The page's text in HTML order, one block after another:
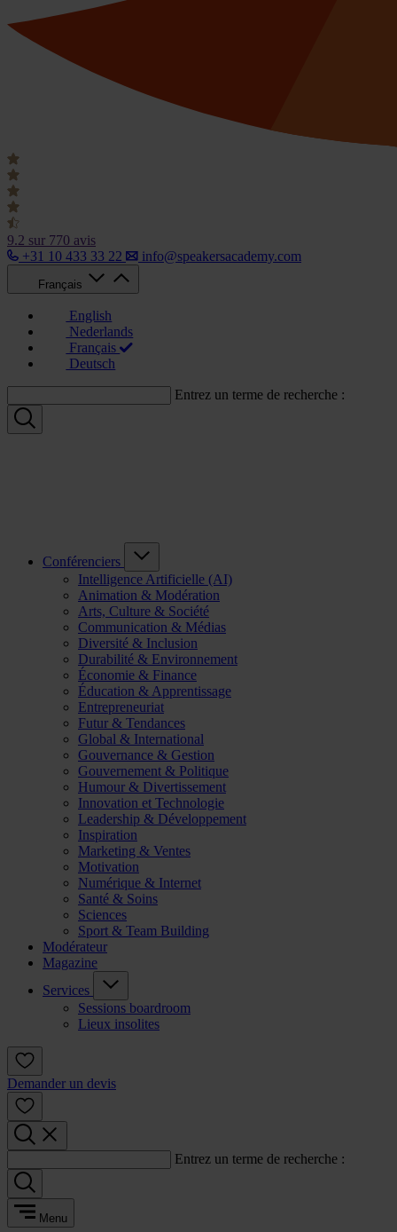
9.2 sur 770 avis
+31 10 433 33 22
info@speakersacademy.com
Français
English
Nederlands
Français
Deutsch
Entrez un terme de recherche :
Conférenciers
Intelligence Artificielle (AI)
Animation & Modération
Arts, Culture & Société
Communication & Médias
Diversité & Inclusion
Durabilité & Environnement
Économie & Finance
Éducation & Apprentissage
Entrepreneuriat
Futur & Tendances
Global & International
Gouvernance & Gestion
Gouvernement & Politique
Humour & Divertissement
Innovation et Technologie
Leadership & Développement
Inspiration
Marketing & Ventes
Motivation
Numérique & Internet
Santé & Soins
Sciences
Sport & Team Building
Modérateur
Magazine
Services
Sessions boardroom
Lieux insolites
Demander un devis
Entrez un terme de recherche :
Menu